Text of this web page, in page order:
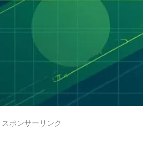
スポンサーリンク